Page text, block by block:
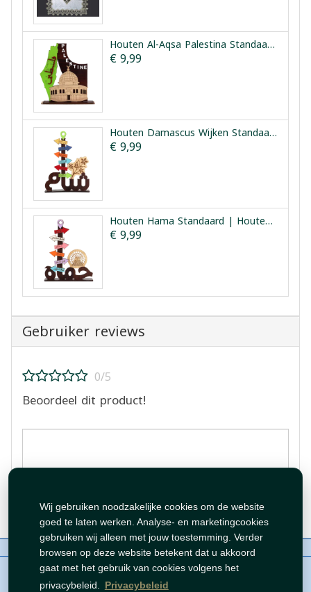
Wij gebruiken noodzakelijke cookies om de website
goed te laten werken. Analyse- en marketingcookies
gebruiken wij alleen met jouw toestemming. Verder
browsen op deze website betekent dat u akkoord
gaat met het gebruik van cookies volgens het
privacybeleid. Privacybeleid
Houten Al-Aqsa Palestina Standaard | Houten Aqsa Palestina
€ 9,99
Houten Damascus Wijken Standaard | Houten Harat Sham
€ 9,99
Houten Hama Standaard | Houten Hama Bezienswaardigheden
€ 9,99
Gebruiker reviews
0/5
Beoordeel dit product!
Beoordeling plaatsen
Over ons Beleid
WhatsAppen
auteursrechten©Tawfeer 2018-2026